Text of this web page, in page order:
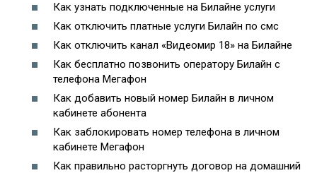
Как узнать подключенные на Билайне услуги
Как отключить платные услуги Билайн по смс
Как отключить канал «Видеомир 18» на Билайне
Как бесплатно позвонить оператору Билайн с
телефона Мегафон
Как добавить новый номер Билайн в личном
кабинете абонента
Как заблокировать номер телефона в личном
кабинете Мегафон
Как правильно расторгнуть договор на домашний